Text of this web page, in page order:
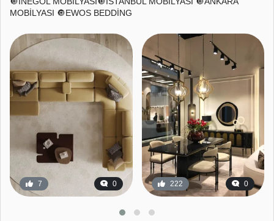
MOBİLYASI 🔘EWOS BEDDİNG
7 0 222 0